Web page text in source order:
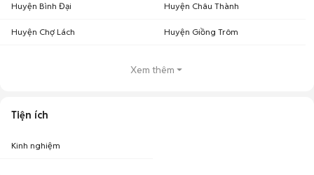
Huyện Bình Đại Huyện Châu Thành
Huyện Chợ Lách Huyện Giồng Trôm
Xem thêm
Tiện ích
Kinh nghiệm